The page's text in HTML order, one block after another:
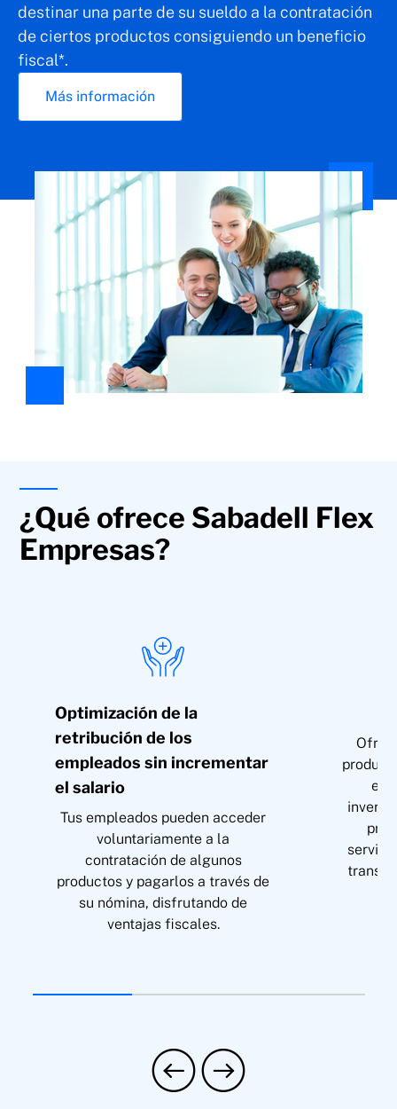
destinar una parte de su sueldo a la contratación
de ciertos productos consiguiendo un beneficio
fiscal*.
Más información
¿Qué ofrece Sabadell Flex
Empresas?
Optimización de la
retribución de los
empleados sin incrementar
el salario
Tus empleados pueden acceder
voluntariamente a la
contratación de algunos
productos y pagarlos a través de
su nómina, disfrutando de
ventajas fiscales.
el